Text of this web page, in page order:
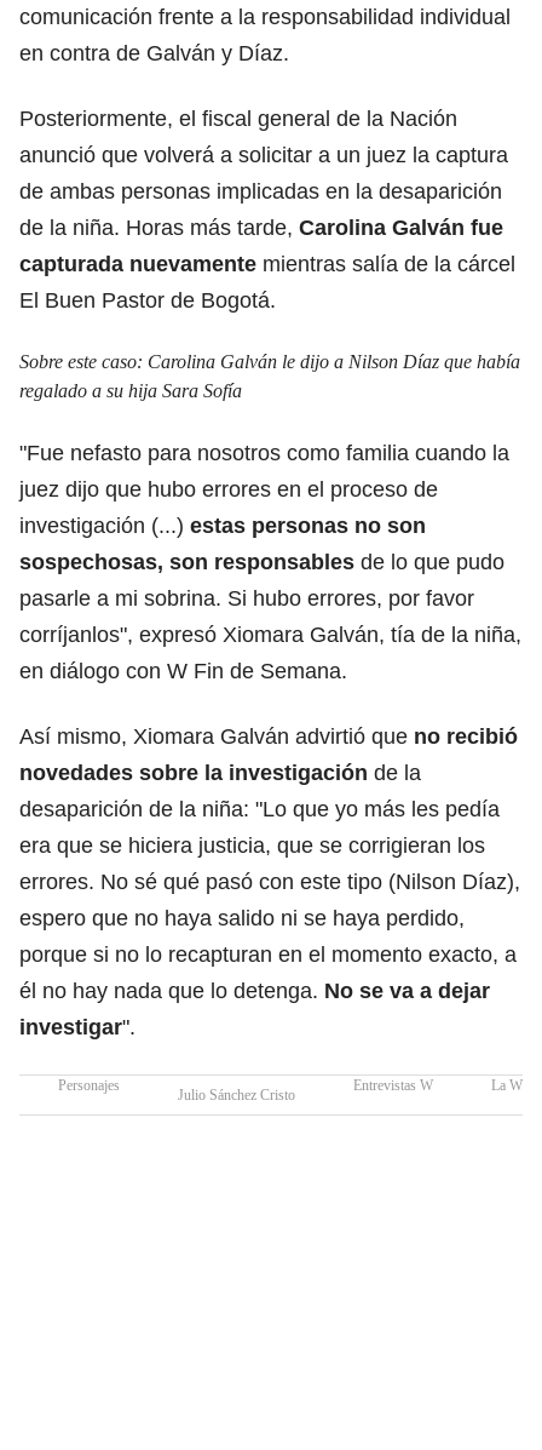
comunicación frente a la responsabilidad individual
en contra de Galván y Díaz.
Posteriormente, el fiscal general de la Nación
anunció que volverá a solicitar a un juez la captura
de ambas personas implicadas en la desaparición
de la niña. Horas más tarde, Carolina Galván fue
capturada nuevamente mientras salía de la cárcel
El Buen Pastor de Bogotá.
Sobre este caso: Carolina Galván le dijo a Nilson Díaz que había
regalado a su hija Sara Sofía
"Fue nefasto para nosotros como familia cuando la
juez dijo que hubo errores en el proceso de
investigación (...) estas personas no son
sospechosas, son responsables de lo que pudo
pasarle a mi sobrina. Si hubo errores, por favor
corríjanlos", expresó Xiomara Galván, tía de la niña,
en diálogo con W Fin de Semana.
Así mismo, Xiomara Galván advirtió que no recibió
novedades sobre la investigación de la
desaparición de la niña: "Lo que yo más les pedía
era que se hiciera justicia, que se corrigieran los
errores. No sé qué pasó con este tipo (Nilson Díaz),
espero que no haya salido ni se haya perdido,
porque si no lo recapturan en el momento exacto, a
él no hay nada que lo detenga. No se va a dejar
investigar".
Personajes
Julio Sánchez Cristo
Entrevistas W La W